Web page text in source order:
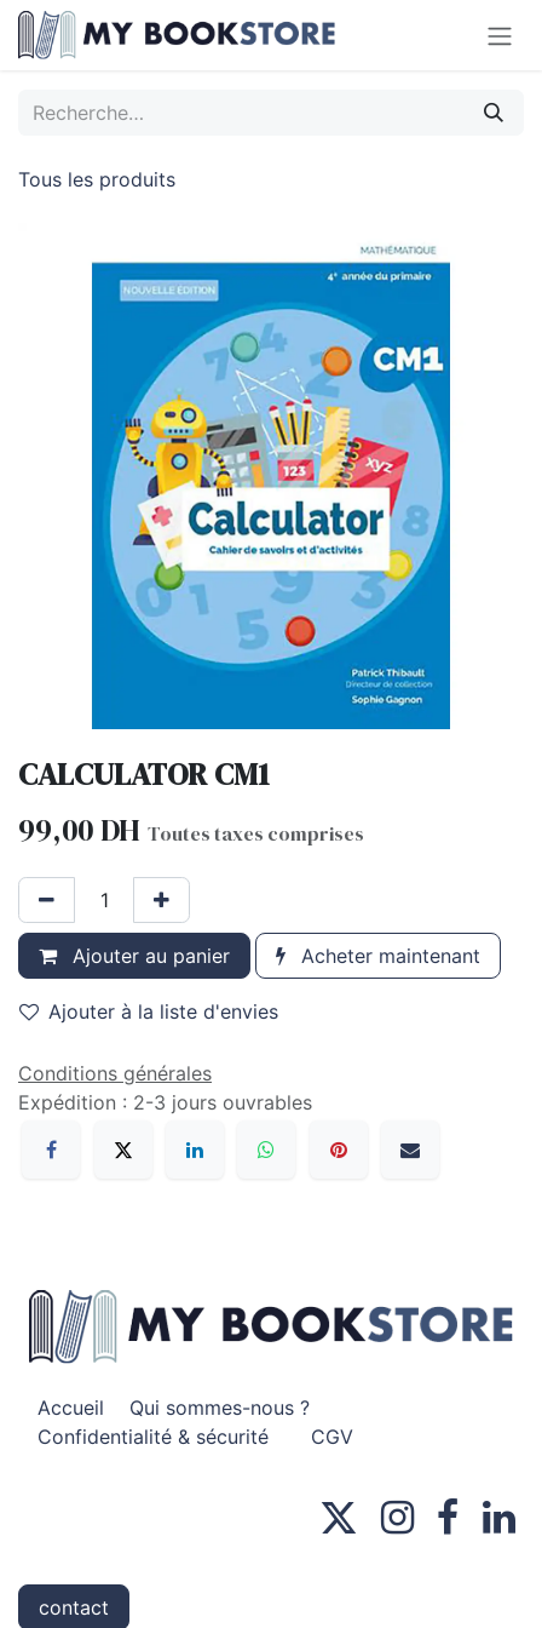
Se rendre au contenu
Tous les produits
CALCULATOR CM1
99,00DH Toutes taxes comprises
Ajouter au panier Acheter maintenant
Ajouter à la liste d'envies
Conditions générales
Expédition : 2-3 jours ouvrables
Accueil
Qui sommes-nous ?
Confidentialité & sécurité
CGV
contact